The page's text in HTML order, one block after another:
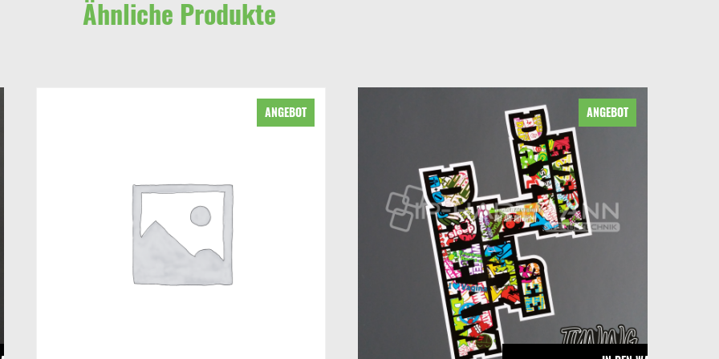
Ähnliche Produkte
ANGEBOT ANGEBOT